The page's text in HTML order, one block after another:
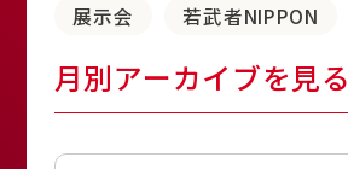
展示会
若武者NIPPON
月別アーカイブを見る